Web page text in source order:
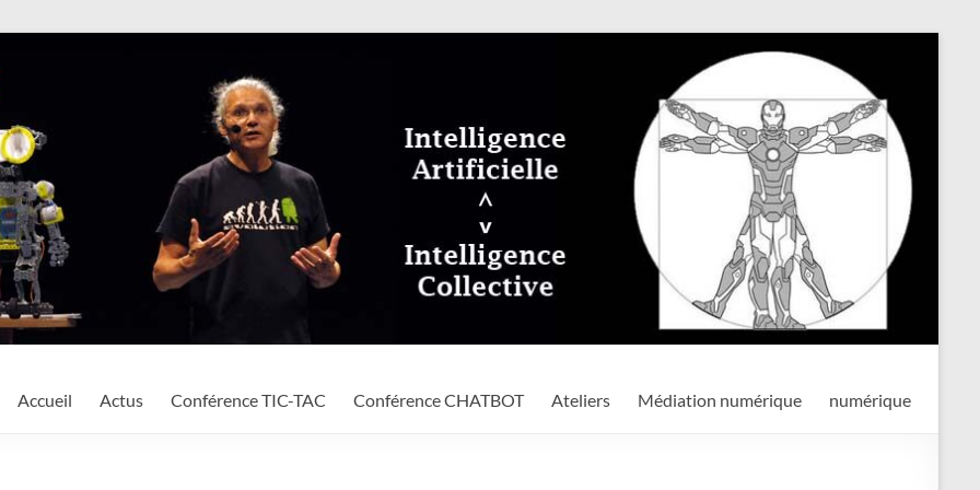
Accueil Actus Conférence TIC-TAC Conférence CHATBOT Ateliers Médiation numérique numérique